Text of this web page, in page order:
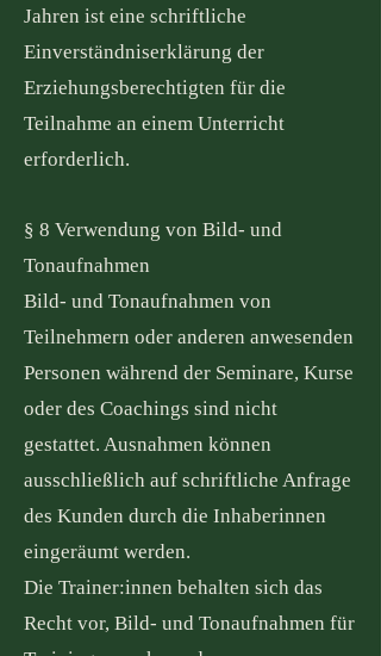
Jahren ist eine schriftliche
Einverständniserklärung der
Erziehungsberechtigten für die
Teilnahme an einem Unterricht
erforderlich.
§ 8 Verwendung von Bild- und
Tonaufnahmen
Bild- und Tonaufnahmen von
Teilnehmern oder anderen anwesenden
Personen während der Seminare, Kurse
oder des Coachings sind nicht
gestattet. Ausnahmen können
ausschließlich auf schriftliche Anfrage
des Kunden durch die Inhaberinnen
eingeräumt werden.
Die Trainer:innen behalten sich das
Recht vor, Bild- und Tonaufnahmen für